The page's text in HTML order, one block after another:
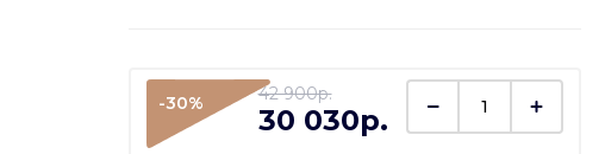
-30% 42 900p.
30 030p.